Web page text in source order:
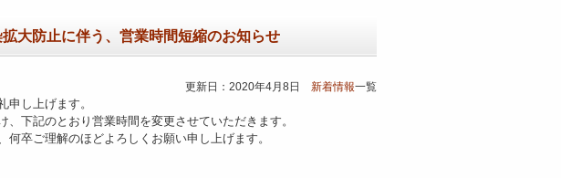
大防止に伴う、営業時間短縮のお知らせ
更新日：2020年4月8日 新着情報一覧
申し上げます。
下記のとおり営業時間を変更させていただきます。
何卒ご理解のほどよろしくお願い申し上げます。